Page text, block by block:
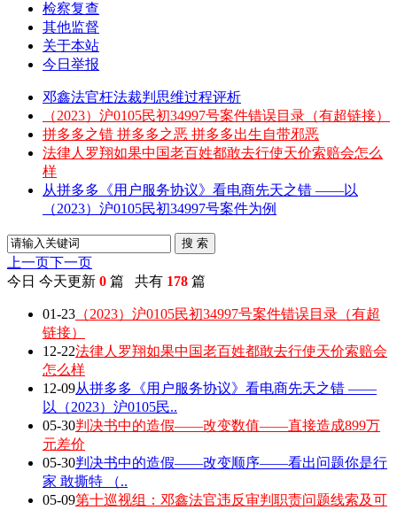
检察复查
其他监督
关于本站
今日举报
邓鑫法官枉法裁判思维过程评析
（2023）沪0105民初34997号案件错误目录（有超链接）
拼多多之错 拼多多之恶 拼多多出生自带邪恶
法律人罗翔如果中国老百姓都敢去行使天价索赔会怎么
样
从拼多多《用户服务协议》看电商先天之错 ——以
（2023）沪0105民初34997号案件为例
搜 索
上一页下一页
今日 今天更新 0 篇 共有 178 篇
01-23 （2023）沪0105民初34997号案件错误目录（有超
链接）
12-22法律人罗翔如果中国老百姓都敢去行使天价索赔会
怎么样
12-09从拼多多《用户服务协议》看电商先天之错 ——
以（2023）沪0105民..
05-30判决书中的造假——改变数值——直接造成899万
元差价
05-30判决书中的造假——改变顺序——看出问题你是行
家 敢撕特 （..
05-09第十巡视组：邓鑫法官违反审判职责问题线索及可